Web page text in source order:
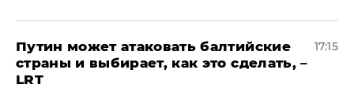
Путин может атаковать балтийские
страны и выбирает, как это сделать, –
LRT
17:15